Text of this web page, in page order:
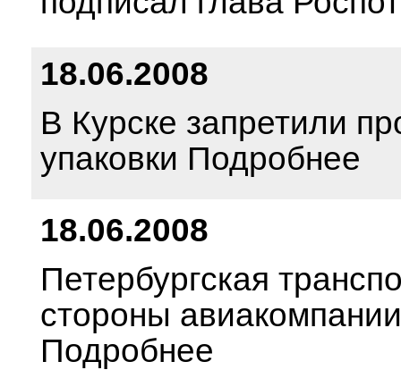
18.06.2008
В Курске запретили
упаковки Подробнее
18.06.2008
Петербургская
стороны
Подробнее